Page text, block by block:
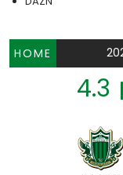
HOME
4.3